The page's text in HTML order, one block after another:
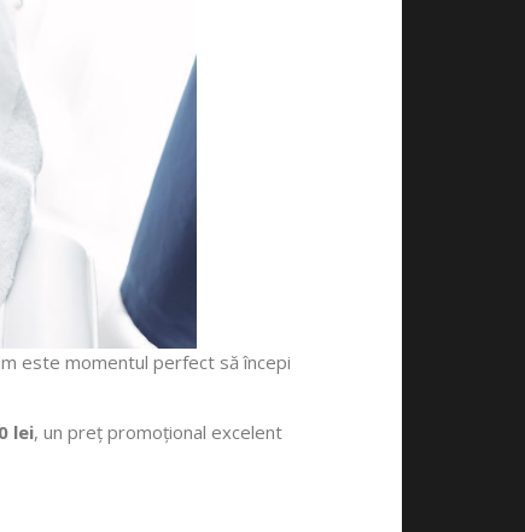
este momentul perfect să începi
lei, un preț promoțional excelent